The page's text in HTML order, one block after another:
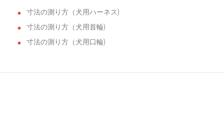
寸法の測り方（犬用ハーネス)
寸法の測り方（犬用首輪)
寸法の測り方（犬用口輪)